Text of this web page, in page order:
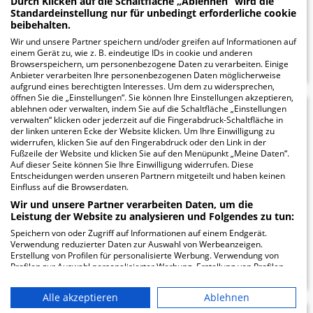
ZUM PROFIL
25.06
St.-Laurentius-
Stift
Hochstraße 20
45731 Waltrop
ZUM PROFIL
Standardeinstellung nur für unbedingt erforderliche cookie
beibehalten.
Wir und unsere Partner speichern und/oder greifen auf Informationen auf
einem Gerät zu, wie z. B. eindeutige IDs in cookie und anderen
Browserspeichern, um personenbezogene Daten zu verarbeiten. Einige
Anbieter verarbeiten Ihre personenbezogenen Daten möglicherweise
aufgrund eines berechtigten Interesses. Um dem zu widersprechen,
öffnen Sie die „Einstellungen“. Sie können Ihre Einstellungen akzeptieren,
ablehnen oder verwalten, indem Sie auf die Schaltfläche „Einstellungen
verwalten“ klicken oder jederzeit auf die Fingerabdruck-Schaltfläche in
der linken unteren Ecke der Website klicken. Um Ihre Einwilligung zu
widerrufen, klicken Sie auf den Fingerabdruck oder den Link in der
Fußzeile der Website und klicken Sie auf den Menüpunkt „Meine Daten“.
Auf dieser Seite können Sie Ihre Einwilligung widerrufen. Diese
Entscheidungen werden unseren Partnern mitgeteilt und haben keinen
Einfluss auf die Browserdaten.
Wir und unsere Partner verarbeiten Daten, um die
Leistung der Website zu analysieren und Folgendes zu tun:
Speichern von oder Zugriff auf Informationen auf einem Endgerät.
Verwendung reduzierter Daten zur Auswahl von Werbeanzeigen.
Erstellung von Profilen für personalisierte Werbung. Verwendung von
Profilen zur Auswahl personalisierter Werbung. Erstellung von Profilen
personalisierter Inhalte. Messung der Werbeleistung. Messung der
Performance von Inhalten. Analyse von Zielgruppen durch Statistiken
Alle akzeptieren
Ablehnen